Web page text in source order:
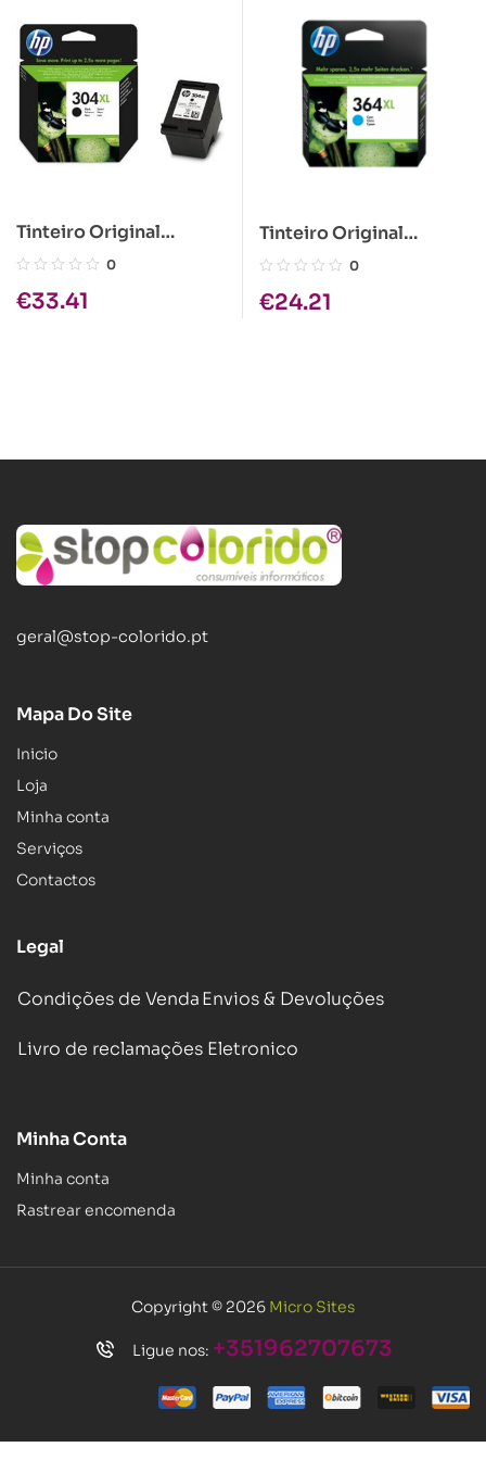
Tinteiro Original
HP304XL Preto
0
€33.41
Tinteiro Original
HP364XL Azul
0
€24.21
geral@stop-colorido.pt
Mapa Do Site
Inicio
Loja
Minha conta
Serviços
Contactos
Legal
Condições de VendaEnvios & Devoluções
Livro de reclamações Eletronico
Minha Conta
Minha conta
Rastrear encomenda
Copyright © 2026 Micro Sites
Ligue nos: +351962707673